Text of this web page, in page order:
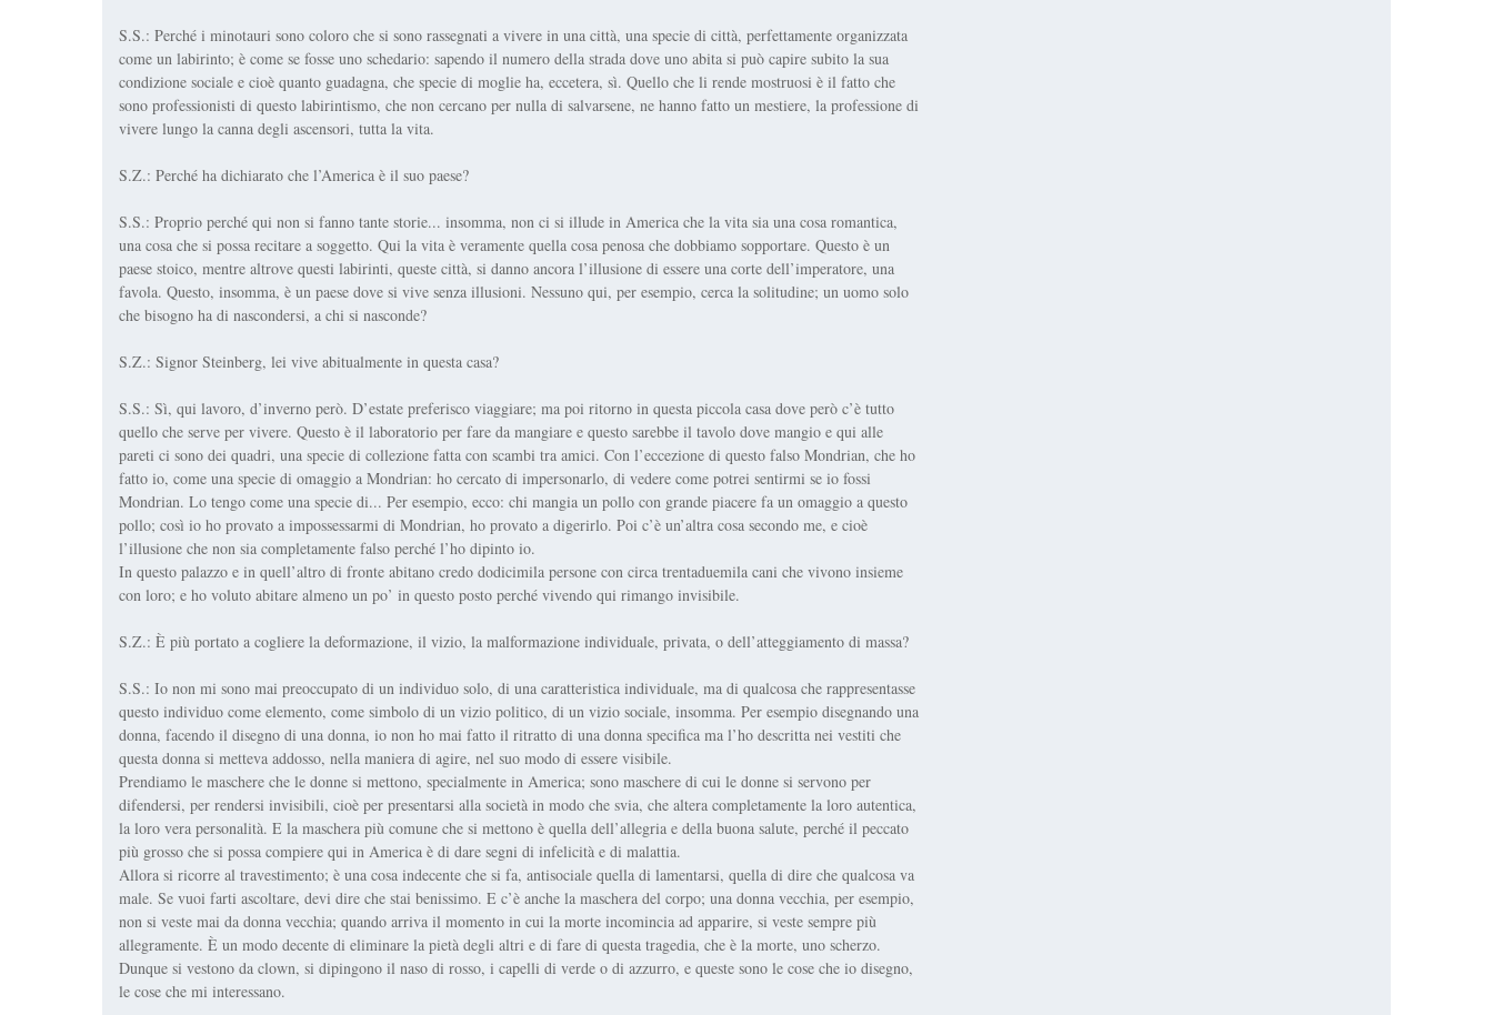
S.S.: Perché i minotauri sono coloro che si sono rassegnati a vivere in una città, una specie di città, perfettamente organizzata
come un labirinto; è come se fosse uno schedario: sapendo il numero della strada dove uno abita si può capire subito la sua
condizione sociale e cioè quanto guadagna, che specie di moglie ha, eccetera, sì. Quello che li rende mostruosi è il fatto che
sono professionisti di questo labirintismo, che non cercano per nulla di salvarsene, ne hanno fatto un mestiere, la professione di
vivere lungo la canna degli ascensori, tutta la vita.
S.Z.: Perché ha dichiarato che l’America è il suo paese?
S.S.: Proprio perché qui non si fanno tante storie... insomma, non ci si illude in America che la vita sia una cosa romantica,
una cosa che si possa recitare a soggetto. Qui la vita è veramente quella cosa penosa che dobbiamo sopportare. Questo è un
paese stoico, mentre altrove questi labirinti, queste città, si danno ancora l’illusione di essere una corte dell’imperatore, una
favola. Questo, insomma, è un paese dove si vive senza illusioni. Nessuno qui, per esempio, cerca la solitudine; un uomo solo
che bisogno ha di nascondersi, a chi si nasconde?
S.Z.: Signor Steinberg, lei vive abitualmente in questa casa?
S.S.: Sì, qui lavoro, d’inverno però. D’estate preferisco viaggiare; ma poi ritorno in questa piccola casa dove però c’è tutto
quello che serve per vivere. Questo è il laboratorio per fare da mangiare e questo sarebbe il tavolo dove mangio e qui alle
pareti ci sono dei quadri, una specie di collezione fatta con scambi tra amici. Con l’eccezione di questo falso Mondrian, che ho
fatto io, come una specie di omaggio a Mondrian: ho cercato di impersonarlo, di vedere come potrei sentirmi se io fossi
Mondrian. Lo tengo come una specie di... Per esempio, ecco: chi mangia un pollo con grande piacere fa un omaggio a questo
pollo; così io ho provato a impossessarmi di Mondrian, ho provato a digerirlo. Poi c’è un’altra cosa secondo me, e cioè
l’illusione che non sia completamente falso perché l’ho dipinto io.
In questo palazzo e in quell’altro di fronte abitano credo dodicimila persone con circa trentaduemila cani che vivono insieme
con loro; e ho voluto abitare almeno un po’ in questo posto perché vivendo qui rimango invisibile.
S.Z.: È più portato a cogliere la deformazione, il vizio, la malformazione individuale, privata, o dell’atteggiamento di massa?
S.S.: Io non mi sono mai preoccupato di un individuo solo, di una caratteristica individuale, ma di qualcosa che rappresentasse
questo individuo come elemento, come simbolo di un vizio politico, di un vizio sociale, insomma. Per esempio disegnando una
donna, facendo il disegno di una donna, io non ho mai fatto il ritratto di una donna specifica ma l’ho descritta nei vestiti che
questa donna si metteva addosso, nella maniera di agire, nel suo modo di essere visibile.
Prendiamo le maschere che le donne si mettono, specialmente in America; sono maschere di cui le donne si servono per
difendersi, per rendersi invisibili, cioè per presentarsi alla società in modo che svia, che altera completamente la loro autentica,
la loro vera personalità. E la maschera più comune che si mettono è quella dell’allegria e della buona salute, perché il peccato
più grosso che si possa compiere qui in America è di dare segni di infelicità e di malattia.
Allora si ricorre al travestimento; è una cosa indecente che si fa, antisociale quella di lamentarsi, quella di dire che qualcosa va
male. Se vuoi farti ascoltare, devi dire che stai benissimo. E c’è anche la maschera del corpo; una donna vecchia, per esempio,
non si veste mai da donna vecchia; quando arriva il momento in cui la morte incomincia ad apparire, si veste sempre più
allegramente. È un modo decente di eliminare la pietà degli altri e di fare di questa tragedia, che è la morte, uno scherzo.
Dunque si vestono da clown, si dipingono il naso di rosso, i capelli di verde o di azzurro, e queste sono le cose che io disegno,
le cose che mi interessano.